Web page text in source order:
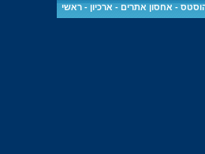
- אחסון אתרים - ארכיון - ראשי